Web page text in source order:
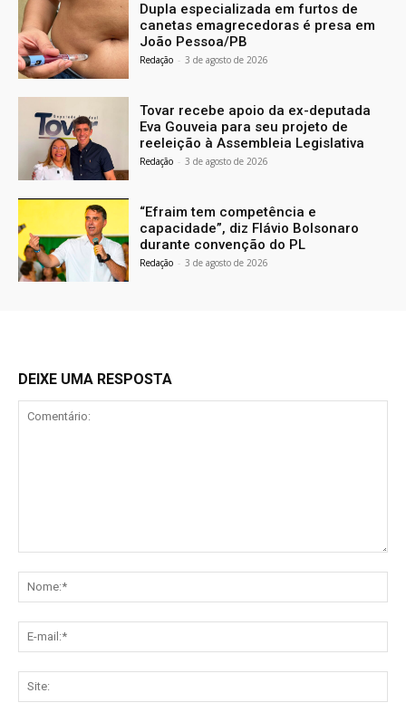
Dupla especializada em furtos de
canetas emagrecedoras é presa em
João Pessoa/PB
Redação - 3 de agosto de 2026
Tovar recebe apoio da ex-deputada
Eva Gouveia para seu projeto de
reeleição à Assembleia Legislativa
Redação - 3 de agosto de 2026
“Efraim tem competência e
capacidade”, diz Flávio Bolsonaro
durante convenção do PL
Redação - 3 de agosto de 2026
DEIXE UMA RESPOSTA